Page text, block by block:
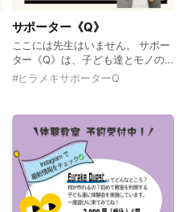
サポーター《Q》
ここには先生はいません。 サポー
ター《Q》は、子ども達とモノの
見方や完成までのプロセスを一緒
ない？
#ヒラメキサポーターQ